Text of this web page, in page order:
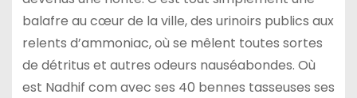
balafre au cœur de la ville, des urinoirs publics aux
relents d’ammoniac, où se mêlent toutes sortes
de détritus et autres odeurs nauséabondes. Où
est Nadhif com avec ses 40 bennes tasseuses ses